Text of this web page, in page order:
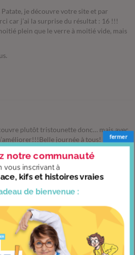
je découvre votre site et par
car j’ai la surprise du résultat : 16 !!!
plein que le verre à moitié vide, mais
plutôt tristounette donc… mais avec
journée à tous!
on me demande nom date naissance
ça ne fonctionne pas.
de continuer
de bienvenue :
notre communauté
vous inscrivant à
kifs et histoires vraies
fermer